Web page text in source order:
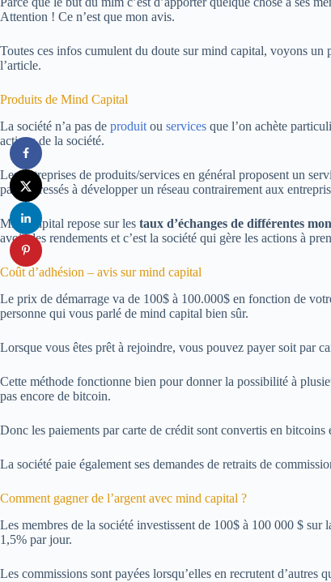
Attention ! Ce n’est que mon avis.
Toutes ces infos cumulent du doute sur mind capital, voyons un
l’article.
Produits de Mind Capital
La société n’a pas de produit ou services que l’on achète
actions de la société.
Les entreprises de produits/services en général proposent un
pas intéressés à développer un réseau contrairement aux
Mind capital repose sur les taux d’échanges de différentes
avoir des rendements et c’est la société qui gère les actions à
Coût d’adhésion – avis sur mind capital
Le prix de démarrage va de 100$ à 100.000$ en fonction de
personne qui vous parlé de mind capital bien sûr.
Lorsque vous êtes prêt à rejoindre, vous pouvez payer soit par
Cette méthode fonctionne bien pour donner la possibilité à
pas encore de bitcoin.
Donc les paiements par carte de crédit sont convertis en
La société paie également ses demandes de retraits de
Comment gagner de l’argent avec mind capital ?
Les membres de la société investissent de 100$ à 100 000 $
1,5% par jour.
Les commissions sont payées lorsqu’elles en recrutent d’autres